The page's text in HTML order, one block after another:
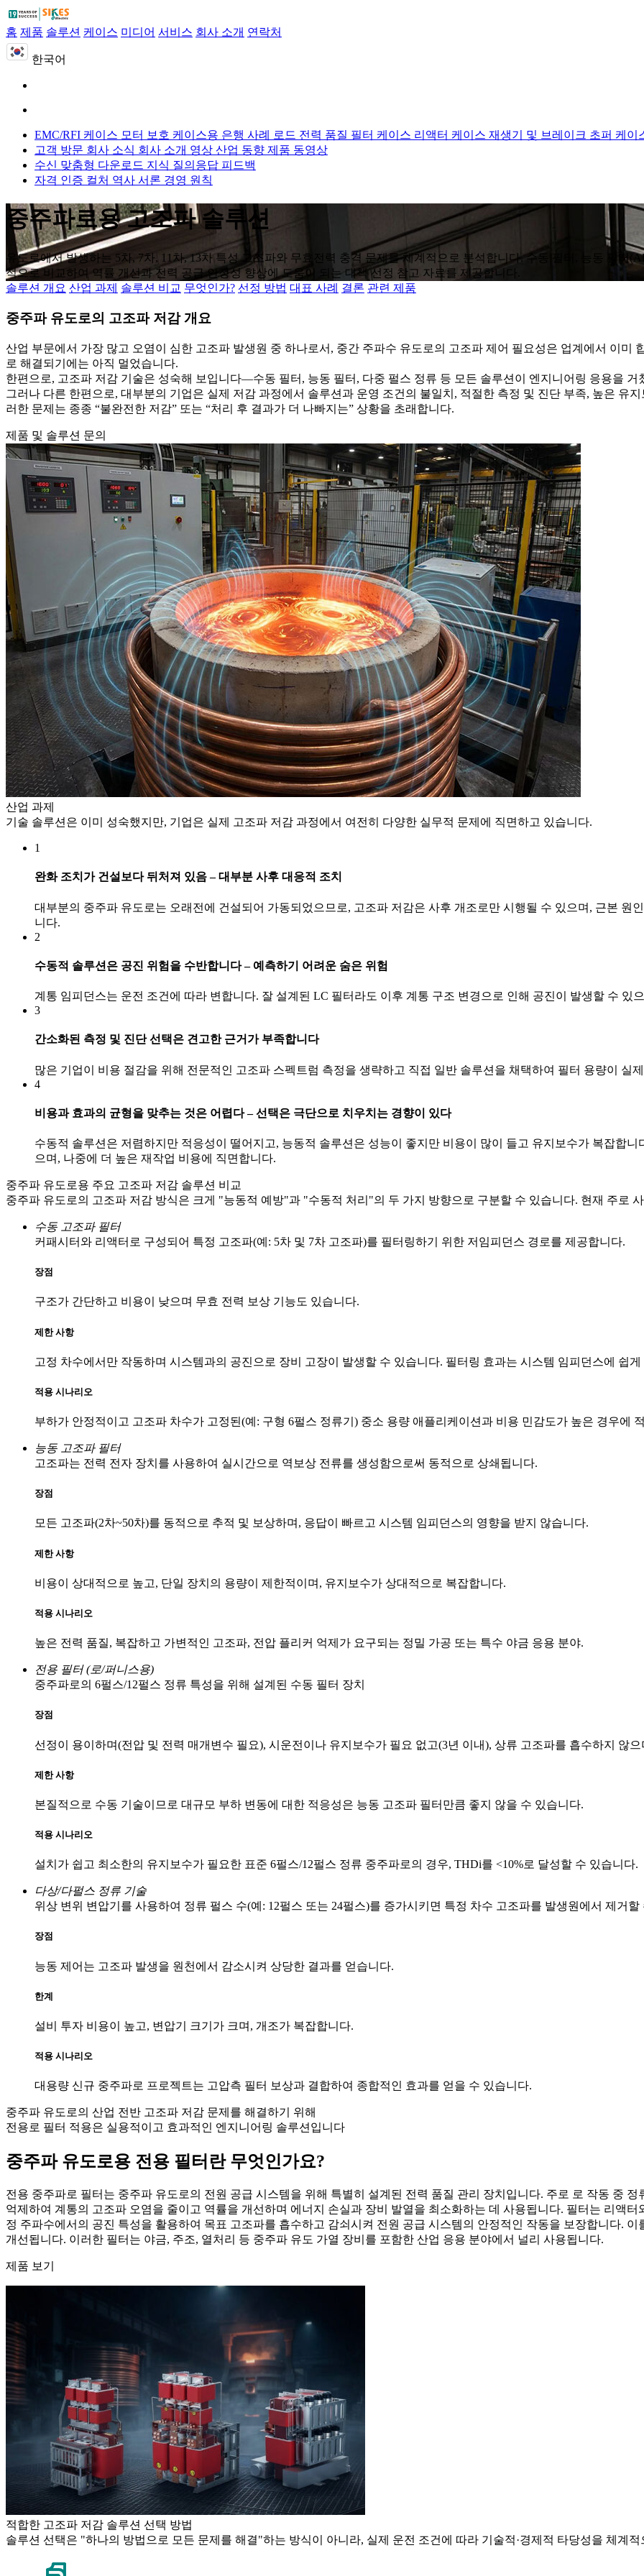
홈 제품 솔루션 케이스 미디어 서비스 회사 소개 연락처
한국어
EMC/RFI 케이스 모터 보호 케이스용 은행 사례 로드 전력 품질 필터 케이스 리액터 케이스 재생기 및 브레이크 초퍼 케이
고객 방문 회사 소식 회사 소개 영상 산업 동향 제품 동영상
수신 맞춤형 다운로드 지식 질의응답 피드백
자격 인증 컬처 역사 서론 경영 원칙
중주파로용 고조파 솔루션
유도로에서 발생하는 5차, 7차, 11차, 13차 특성 고조파와 무효전력 충격 문제를 체계적으로 분석합니다. 수동 필터, 능동 필터
적으로 비교하여 역률 개선과 전력 공급 안정성 향상에 도움이 되는 대책 선정 참고 자료를 제공합니다.
솔루션 개요 산업 과제 솔루션 비교 무엇인가? 선정 방법 대표 사례 결론 관련 제품
중주파 유도로의 고조파 저감 개요
산업 부문에서 가장 많고 오염이 심한 고조파 발생원 중 하나로서, 중간 주파수 유도로의 고조파 제어 필요성은 업계에서 이미
로 해결되기에는 아직 멀었습니다.
한편으로, 고조파 저감 기술은 성숙해 보입니다—수동 필터, 능동 필터, 다중 펄스 정류 등 모든 솔루션이 엔지니어링 응용을 거
그러나 다른 한편으로, 대부분의 기업은 실제 저감 과정에서 솔루션과 운영 조건의 불일치, 적절한 측정 및 진단 부족, 높은 유
러한 문제는 종종 “불완전한 저감” 또는 “처리 후 결과가 더 나빠지는” 상황을 초래합니다.
제품 및 솔루션 문의
산업 과제
기술 솔루션은 이미 성숙했지만, 기업은 실제 고조파 저감 과정에서 여전히 다양한 실무적 문제에 직면하고 있습니다.
1
완화 조치가 건설보다 뒤처져 있음 – 대부분 사후 대응적 조치
대부분의 중주파 유도로는 오래전에 건설되어 가동되었으므로, 고조파 저감은 사후 개조로만 시행될 수 있으며, 근본 원
니다.
2
수동적 솔루션은 공진 위험을 수반합니다 – 예측하기 어려운 숨은 위험
계통 임피던스는 운전 조건에 따라 변합니다. 잘 설계된 LC 필터라도 이후 계통 구조 변경으로 인해 공진이 발생할 수 있
3
간소화된 측정 및 진단 선택은 견고한 근거가 부족합니다
많은 기업이 비용 절감을 위해 전문적인 고조파 스펙트럼 측정을 생략하고 직접 일반 솔루션을 채택하여 필터 용량이 실
4
비용과 효과의 균형을 맞추는 것은 어렵다 – 선택은 극단으로 치우치는 경향이 있다
수동적 솔루션은 저렴하지만 적응성이 떨어지고, 능동적 솔루션은 성능이 좋지만 비용이 많이 들고 유지보수가 복잡합
으며, 나중에 더 높은 재작업 비용에 직면합니다.
중주파 유도로용 주요 고조파 저감 솔루션 비교
중주파 유도로의 고조파 저감 방식은 크게 "능동적 예방"과 "수동적 처리"의 두 가지 방향으로 구분할 수 있습니다. 현재 주로
수동 고조파 필터
커패시터와 리액터로 구성되어 특정 고조파(예: 5차 및 7차 고조파)를 필터링하기 위한 저임피던스 경로를 제공합니다.
장점
구조가 간단하고 비용이 낮으며 무효 전력 보상 기능도 있습니다.
제한 사항
고정 차수에서만 작동하며 시스템과의 공진으로 장비 고장이 발생할 수 있습니다. 필터링 효과는 시스템 임피던스에 쉽
적용 시나리오
부하가 안정적이고 고조파 차수가 고정된(예: 구형 6펄스 정류기) 중소 용량 애플리케이션과 비용 민감도가 높은 경우에
능동 고조파 필터
고조파는 전력 전자 장치를 사용하여 실시간으로 역보상 전류를 생성함으로써 동적으로 상쇄됩니다.
장점
모든 고조파(2차~50차)를 동적으로 추적 및 보상하며, 응답이 빠르고 시스템 임피던스의 영향을 받지 않습니다.
제한 사항
비용이 상대적으로 높고, 단일 장치의 용량이 제한적이며, 유지보수가 상대적으로 복잡합니다.
적용 시나리오
높은 전력 품질, 복잡하고 가변적인 고조파, 전압 플리커 억제가 요구되는 정밀 가공 또는 특수 야금 응용 분야.
전용 필터 (로/퍼니스용)
중주파로의 6펄스/12펄스 정류 특성을 위해 설계된 수동 필터 장치
장점
선정이 용이하며(전압 및 전력 매개변수 필요), 시운전이나 유지보수가 필요 없고(3년 이내), 상류 고조파를 흡수하지 않
제한 사항
본질적으로 수동 기술이므로 대규모 부하 변동에 대한 적응성은 능동 고조파 필터만큼 좋지 않을 수 있습니다.
적용 시나리오
설치가 쉽고 최소한의 유지보수가 필요한 표준 6펄스/12펄스 정류 중주파로의 경우, THDi를 <10%로 달성할 수 있습니다.
다상/다펄스 정류 기술
위상 변위 변압기를 사용하여 정류 펄스 수(예: 12펄스 또는 24펄스)를 증가시키면 특정 차수 고조파를 발생원에서 제거할
장점
능동 제어는 고조파 발생을 원천에서 감소시켜 상당한 결과를 얻습니다.
한계
설비 투자 비용이 높고, 변압기 크기가 크며, 개조가 복잡합니다.
적용 시나리오
대용량 신규 중주파로 프로젝트는 고압측 필터 보상과 결합하여 종합적인 효과를 얻을 수 있습니다.
중주파 유도로의 산업 전반 고조파 저감 문제를 해결하기 위해
전용로 필터 적용은 실용적이고 효과적인 엔지니어링 솔루션입니다
중주파 유도로용 전용 필터란 무엇인가요?
전용 중주파로 필터는 중주파 유도로의 전원 공급 시스템을 위해 특별히 설계된 전력 품질 관리 장치입니다. 주로 로 작동 중
억제하여 계통의 고조파 오염을 줄이고 역률을 개선하며 에너지 손실과 장비 발열을 최소화하는 데 사용됩니다. 필터는 리액
정 주파수에서의 공진 특성을 활용하여 목표 고조파를 흡수하고 감쇠시켜 전원 공급 시스템의 안정적인 작동을 보장합니다.
개선됩니다. 이러한 필터는 야금, 주조, 열처리 등 중주파 유도 가열 장비를 포함한 산업 응용 분야에서 널리 사용됩니다.
제품 보기
적합한 고조파 저감 솔루션 선택 방법
솔루션 선택은 "하나의 방법으로 모든 문제를 해결"하는 방식이 아니라, 실제 운전 조건에 따라 기술적·경제적 타당성을 체계